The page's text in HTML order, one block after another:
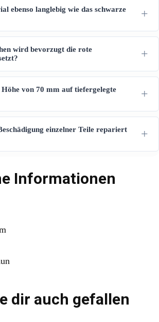
ebenso langlebig wie das schwarze
wird bevorzugt die rote
von 70 mm auf tiefergelegte
einzelner Teile repariert
Informationen
dir auch gefallen